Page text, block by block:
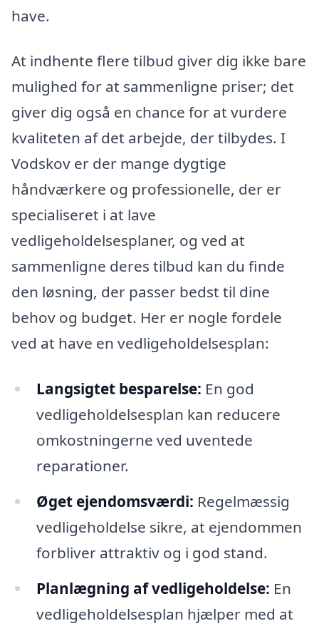
have.
At indhente flere tilbud giver dig ikke bare
mulighed for at sammenligne priser; det
giver dig også en chance for at vurdere
kvaliteten af det arbejde, der tilbydes. I
Vodskov er der mange dygtige
håndværkere og professionelle, der er
specialiseret i at lave
vedligeholdelsesplaner, og ved at
sammenligne deres tilbud kan du finde
den løsning, der passer bedst til dine
behov og budget. Her er nogle fordele
ved at have en vedligeholdelsesplan:
Langsigtet besparelse: En god
vedligeholdelsesplan kan reducere
omkostningerne ved uventede
reparationer.
Øget ejendomsværdi: Regelmæssig
vedligeholdelse sikre, at ejendommen
forbliver attraktiv og i god stand.
Planlægning af vedligeholdelse: En
vedligeholdelsesplan hjælper med at